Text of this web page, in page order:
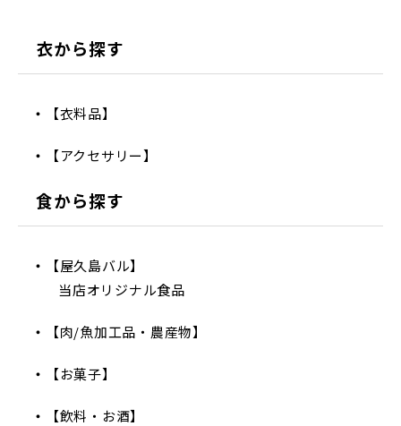
衣から探す
【衣料品】
【アクセサリー】
食から探す
【屋久島バル】
当店オリジナル食品
【肉/魚加工品・農産物】
【お菓子】
【飲料・お酒】